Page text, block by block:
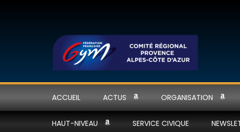
ACCUEIL ACTUS ORGANISATION
HAUT-NIVEAU SERVICE CIVIQUE